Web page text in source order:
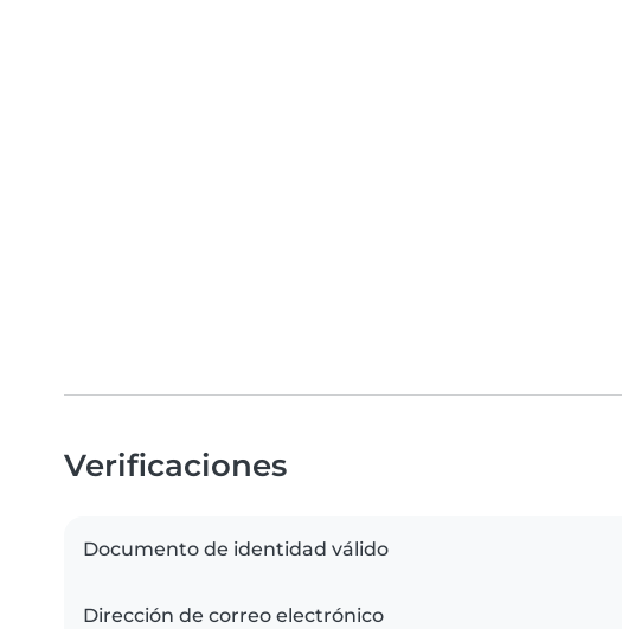
Verificaciones
Documento de identidad válido
Dirección de correo electrónico